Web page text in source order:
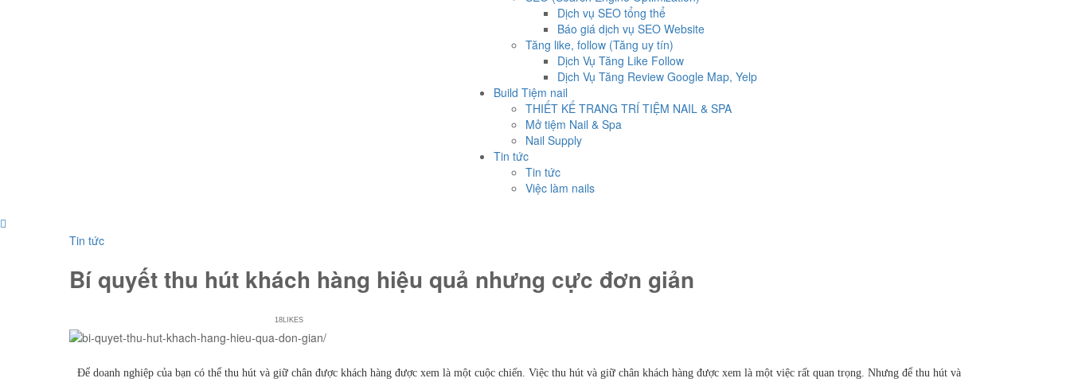
Dịch vụ SEO tổng thể
Báo giá dịch vụ SEO Website
Tăng like, follow (Tăng uy tín)
Dịch Vụ Tăng Like Follow
Dịch Vụ Tăng Review Google Map, Yelp
Build Tiệm nail
THIẾT KẾ TRANG TRÍ TIỆM NAIL & SPA
Mở tiệm Nail & Spa
Nail Supply
Tin tức
Tin tức
Việc làm nails
Tin tức
Bí quyết thu hút khách hàng hiệu quả nhưng cực đơn giản
18 LIKES
Để doanh nghiệp của bạn có thể thu hút và giữ chân được khách hàng được xem là một cuộc chiến. Việc thu hút và giữ chân khách hàng được xem là một việc rất quan trọng. Nhưng để thu hút và